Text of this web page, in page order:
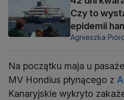
Czy to
epidemii
Agnieszka
Na początku maja u
MV Hondius płynącego z
Kanaryjskie wykryto